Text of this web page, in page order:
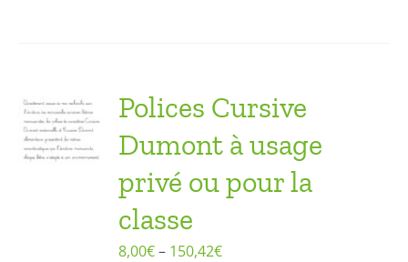
Polices Cursive
Dumont à usage
privé ou pour la
classe
8,00€– 150,42€